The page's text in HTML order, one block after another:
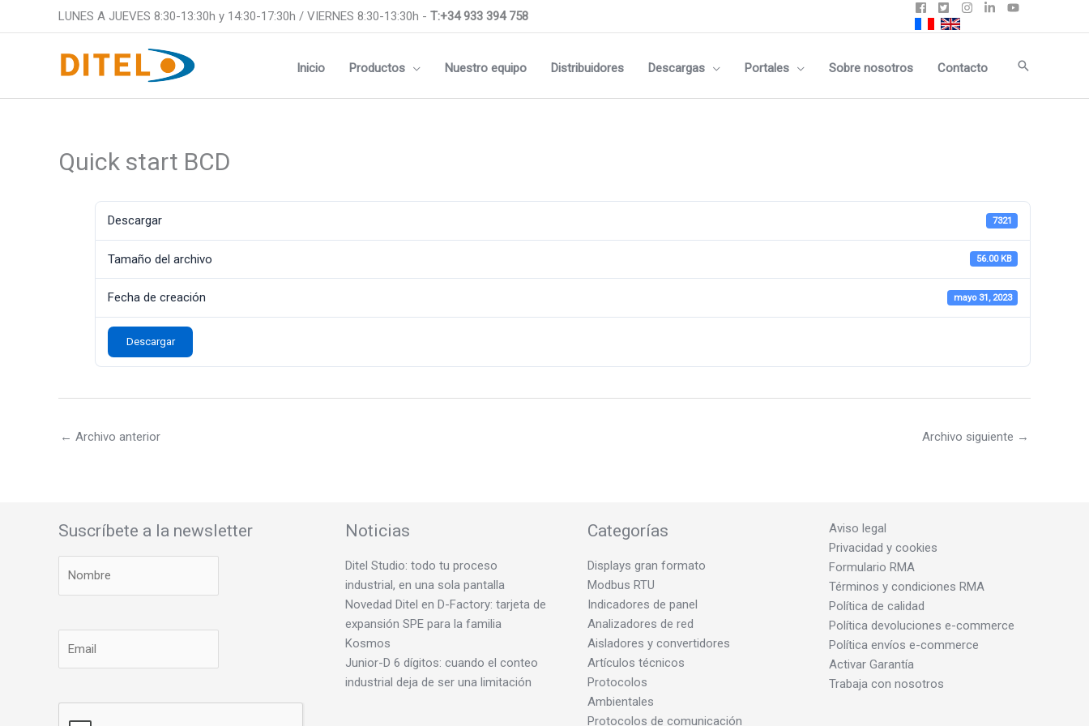
LUNES A JUEVES 8:30-13:30h y 14:30-17:30h / VIERNES 8:30-13:30h - T:+34 933 394 758
Inicio Productos Nuestro equipo Distribuidores Descargas Portales Sobre nosotros Contacto Buscar
Quick start BCD
Descargar 7321
Tamaño del archivo 56.00 KB
Fecha de creación mayo 31, 2023
Descargar
← Archivo anterior Archivo siguiente →
Suscríbete a la newsletter Noticias
Ditel Studio: todo tu proceso
industrial, en una sola pantalla
Novedad Ditel en D-Factory: tarjeta de
expansión SPE para la familia
Kosmos
Junior-D 6 dígitos: cuando el conteo
industrial deja de ser una limitación
Categorías
Displays gran formato
Modbus RTU
Indicadores de panel
Analizadores de red
Aisladores y convertidores
Artículos técnicos
Protocolos
Ambientales
Protocolos de comunicación
Aviso legal
Privacidad y cookies
Formulario RMA
Términos y condiciones RMA
Política de calidad
Política devoluciones e-commerce
Política envíos e-commerce
Activar Garantía
Trabaja con nosotros